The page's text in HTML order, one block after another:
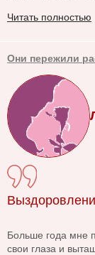
Читать полностью
Они пережили
Больше года мне
свои глаза и